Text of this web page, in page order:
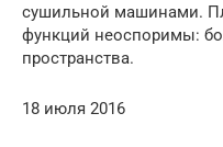
сушильной машинами.
функций неоспоримы:
пространства.
18 июля 2016